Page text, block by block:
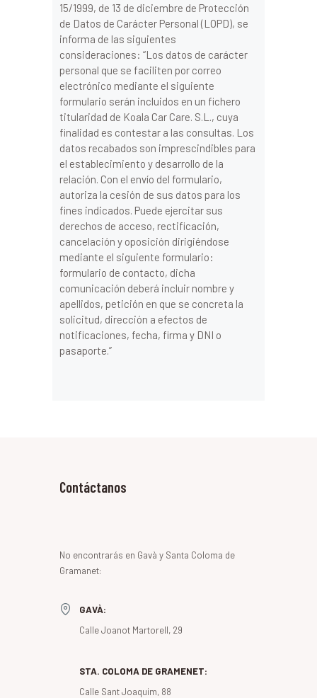
15/1999, de 13 de diciembre de Protección
de Datos de Carácter Personal (LOPD), se
informa de las siguientes
consideraciones: “Los datos de carácter
personal que se faciliten por correo
electrónico mediante el siguiente
formulario serán incluidos en un fichero
titularidad de Koala Car Care. S.L., cuya
finalidad es contestar a las consultas. Los
datos recabados son imprescindibles para
el establecimiento y desarrollo de la
relación. Con el envío del formulario,
autoriza la cesión de sus datos para los
fines indicados. Puede ejercitar sus
derechos de acceso, rectificación,
cancelación y oposición dirigiéndose
mediante el siguiente formulario:
formulario de contacto, dicha
comunicación deberá incluir nombre y
apellidos, petición en que se concreta la
solicitud, dirección a efectos de
notificaciones, fecha, firma y DNI o
pasaporte.”
Contáctanos
No encontrarás en Gavà y Santa Coloma de
Gramanet:
GAVÀ:
Calle Joanot Martorell, 29
STA. COLOMA DE GRAMENET:
Calle Sant Joaquim, 88